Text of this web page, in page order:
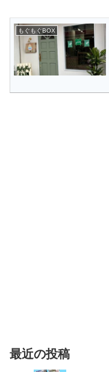
もぐもぐBOX
最近の投稿